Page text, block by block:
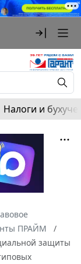
Налоги и
ПРАЙМ
защиты